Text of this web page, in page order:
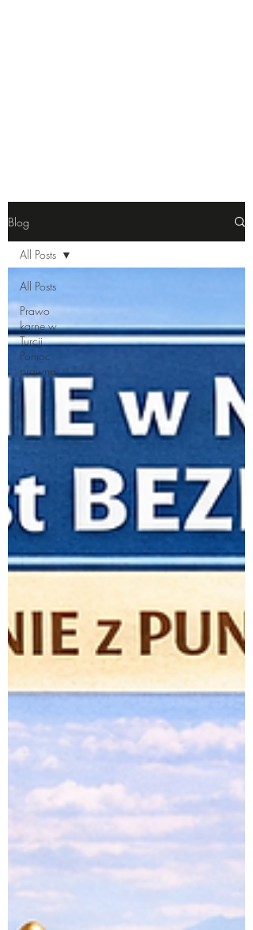
Blog
All Posts
Prawo
karne w
Turcji
Pomoc
prawna
All Posts